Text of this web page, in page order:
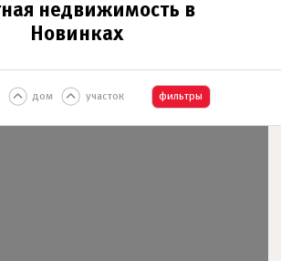
недвижимость в
Новинках
дом участок фильтры